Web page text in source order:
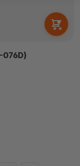
076D)